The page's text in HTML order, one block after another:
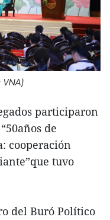
VNA)
participaron
de
cooperación
tuvo
del Buró Político